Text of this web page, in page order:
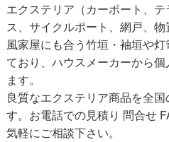
エクステリア（カーポート、
ス、サイクルポート、網戸、
風家屋にも合う竹垣・袖垣や
ており、ハウスメーカーから
ます。
良質なエクステリア商品を全
す。お電話での見積り 問合せ
気軽にご相談下さい。